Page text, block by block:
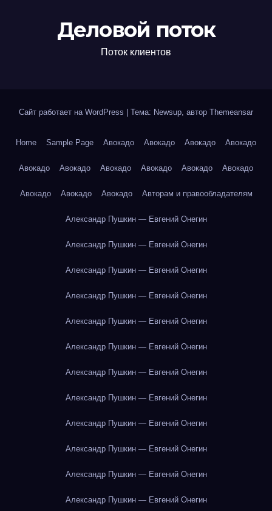
Деловой поток
Поток клиентов
Сайт работает на WordPress Тема: Newsup, автор Themeansar
Home Sample Page Авокадо Авокадо Авокадо Авокадо
Авокадо Авокадо Авокадо Авокадо Авокадо Авокадо
Авокадо Авокадо Авокадо Авторам и правообладателям
Александр Пушкин — Евгений Онегин
Александр Пушкин — Евгений Онегин
Александр Пушкин — Евгений Онегин
Александр Пушкин — Евгений Онегин
Александр Пушкин — Евгений Онегин
Александр Пушкин — Евгений Онегин
Александр Пушкин — Евгений Онегин
Александр Пушкин — Евгений Онегин
Александр Пушкин — Евгений Онегин
Александр Пушкин — Евгений Онегин
Александр Пушкин — Евгений Онегин
Александр Пушкин — Евгений Онегин